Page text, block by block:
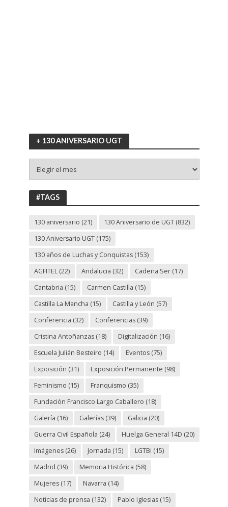
+ 130 ANIVERSARIO UGT
130
ANIVERSARIO
UGT
#TAGS
130 aniversario (21) 130 Aniversario de UGT(832)
130 Aniversario UGT(175)
130 años de Luchas y Conquistas(153)
AGFITEL(22) Andalucia (32) Cadena Ser(17)
Cantabria (15) Carmen Castilla (15)
Castilla La Mancha (15) Castilla y León (57)
Conferencia (32) Conferencias(39)
Cristina Antoñanzas(18) Digitalización (16)
Escuela Julián Besteiro (14) Eventos(75)
Exposición (31) Exposición Permanente (98)
Feminismo (15) Franquismo (35)
Fundación Francisco Largo Caballero (18)
Galería (16) Galerías(39) Galicia (20)
Guerra Civil Española (24) Huelga General 14D (20)
Imágenes(26) Jornada (15) LGTBi (15)
Madrid (39) Memoria Histórica (58)
Mujeres(17) Navarra (14)
Noticias de prensa (132) Pablo Iglesias(15)